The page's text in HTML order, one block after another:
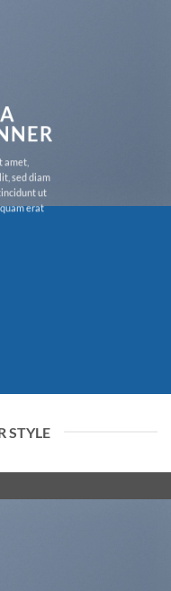
amet,
sed diam
ut
erat
STYLE